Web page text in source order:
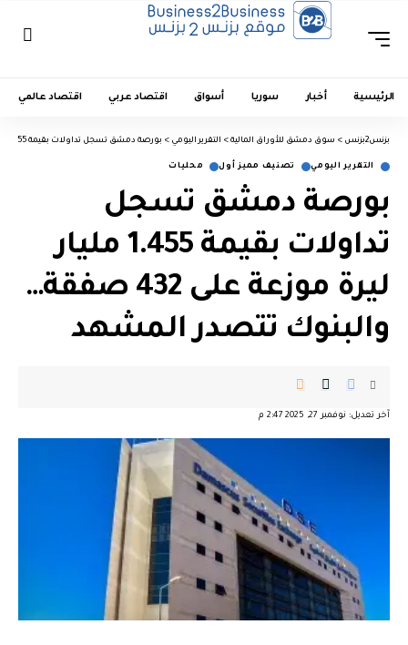
الرئيسية أخبار سوريا أسواق اقتصاد عربي اقتصاد عالمي
بزنس2بزنس > سوق دمشق للأوراق المالية > التقرير اليومي > بورصة دمشق تسجل تداولات بقيمة 1.455 مليار ليرة موزعة على 432 صفقة… والبنوك تتصدر المشهد
التقرير اليومي تصنيف مميز أول محليات
بورصة دمشق تسجل
تداولات بقيمة 1.455 مليار
ليرة موزعة على 432 صفقة…
والبنوك تتصدر المشهد
آخر تعديل: نوفمبر 27, 2025 2:47 م